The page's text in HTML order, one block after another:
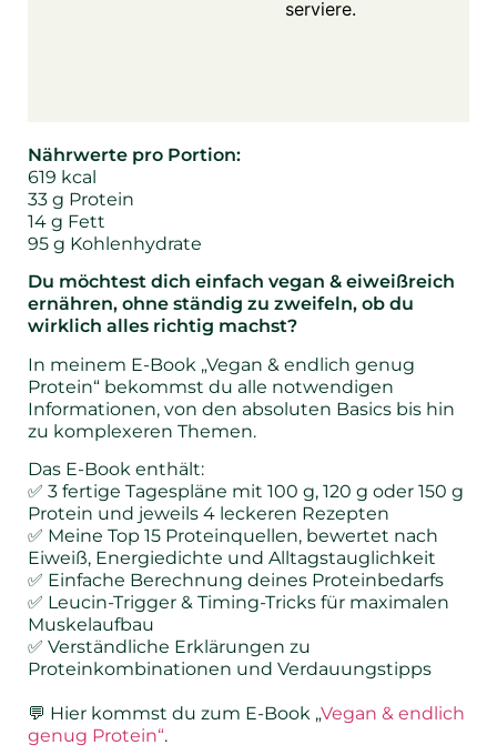
serviere.
Nährwerte pro Portion:
619 kcal
33 g Protein
14 g Fett
95 g Kohlenhydrate
Du möchtest dich einfach vegan & eiweißreich
ernähren, ohne ständig zu zweifeln, ob du
wirklich alles richtig machst?
In meinem E-Book „Vegan & endlich genug
Protein“ bekommst du alle notwendigen
Informationen, von den absoluten Basics bis hin
zu komplexeren Themen.
Das E-Book enthält:
✅ 3 fertige Tagespläne mit 100 g, 120 g oder 150 g
Protein und jeweils 4 leckeren Rezepten
✅ Meine Top 15 Proteinquellen, bewertet nach
Eiweiß, Energiedichte und Alltagstauglichkeit
✅ Einfache Berechnung deines Proteinbedarfs
✅ Leucin-Trigger & Timing-Tricks für maximalen
Muskelaufbau
✅ Verständliche Erklärungen zu
Proteinkombinationen und Verdauungstipps
💬 Hier kommst du zum E-Book „Vegan & endlich
genug Protein“.